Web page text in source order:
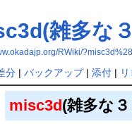
雑多な
RWiki/
分| バックアップ| 添付|
misc3d (雑多な